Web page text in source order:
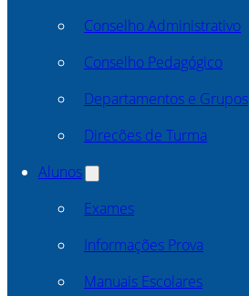
Conselho Administrativo
Conselho Pedagógico
Departamentos e Grupos
Direcões de Turma
Alunos
Exames
Informações Prova
Manuais Escolares